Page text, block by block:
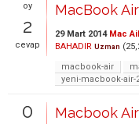
oy
2
cevap
MacBook
29 Mart 2014 Mac
BAHADIR Uzman (
macbook-air
yeni-macbook-air-
0
Macbook